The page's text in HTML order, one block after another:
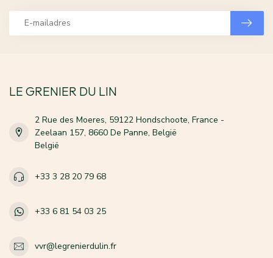
LE GRENIER DU LIN
2 Rue des Moeres, 59122 Hondschoote, France -
Zeelaan 157, 8660 De Panne, België
België
+33 3 28 20 79 68
+33 6 81 54 03 25
vvr@legrenierdulin.fr